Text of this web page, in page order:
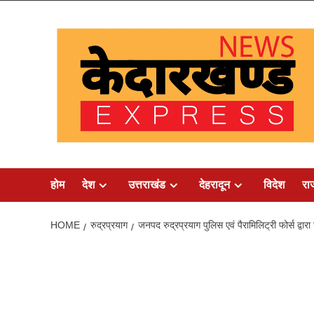
होम देश उत्तराखंड देहरादून विदेश
HOME रुद्रप्रयाग जनपद रुद्रप्रयाग पुलिस एवं पैरामिलिट्री फोर्स द्वारा